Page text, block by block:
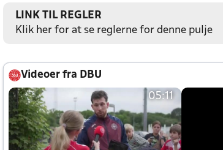
LINK TIL REGLER
Klik her for at se reglerne for denne pulje
Videoer fra DBU
05:11